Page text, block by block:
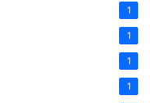
1
1
1
1